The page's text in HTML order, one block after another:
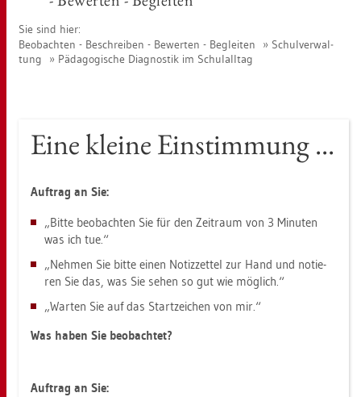
Sie sind hier:
Be­ob­ach­ten - Be­schrei­ben - Be­wer­ten - Be­glei­ten
Schul­ver­wal­
tung
Päd­ago­gi­sche Dia­gnos­tik im Schul­all­tag
Eine klei­ne Ein­stim­mung ...
Auf­trag an Sie:
„Bitte be­ob­ach­ten Sie für den Zeit­raum von 3 Mi­nu­ten
was ich tue.“
„Neh­men Sie bitte einen No­tiz­zet­tel zur Hand und no­tie­
ren Sie das, was Sie sehen so gut wie mög­lich.“
„War­ten Sie auf das Start­zei­chen von mir.“
Was haben Sie be­ob­ach­tet?
Auf­trag an Sie: